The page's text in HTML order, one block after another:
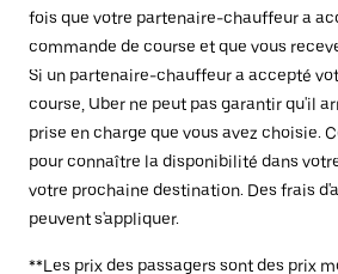
fois que votre partenaire-chauffeur a
commande de course et que vous
Si un partenaire-chauffeur a accepté
course, Uber ne peut pas garantir qu'il
prise en charge que vous avez choisie.
pour connaître la disponibilité dans
votre prochaine destination. Des frais
peuvent s'appliquer.
**Les prix des passagers sont des prix